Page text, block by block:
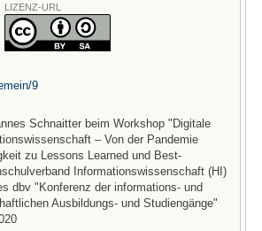
LIZENZ-URL
9
Schnaitter beim Workshop "Digitale
– Von der Pandemie
zu Lessons Learned und Best-
Informationswissenschaft (HI)
dbv "Konferenz der informations- und
Ausbildungs- und Studiengänge"